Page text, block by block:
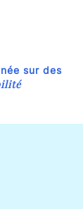
sur des